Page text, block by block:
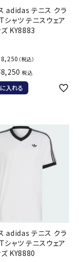
adidas テニス クラ
シャツ テニスウェア
KY8883
8,250 （税込）
8,250 税込
入れる
adidas テニス クラ
シャツ テニスウェア
KY8880